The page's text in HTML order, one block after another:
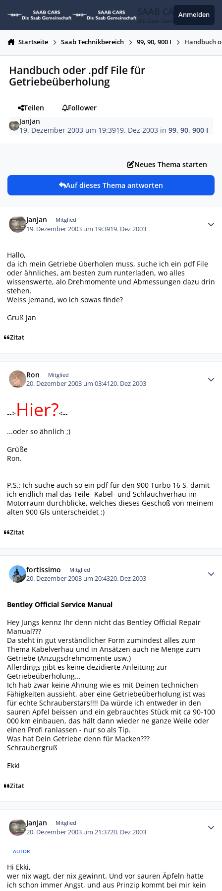
SAAB CARS
Die Saab Gemeinschaft
Anmelden
Startseite Saab Technikbereich 99, 90, 900 I Handbuch
Handbuch oder .pdf File für
Getriebeüberholung
Teilen
Follower
JanJan
19. Dezember 2003 um 19:3919. Dez 2003 in99, 90, 900 I
Neues Thema starten
Auf dieses Thema antworten
JanJan Mitglied
19. Dezember 2003 um 19:3919. Dez 2003
Hallo,
da ich mein Getriebe überholen muss, suche ich ein pdf File
oder ähnliches, am besten zum runterladen, wo alles
wissenswerte, alo Drehmomente und Abmessungen dazu drin
stehen.
Weiss jemand, wo ich sowas finde?
Gruß Jan
Zitat
Ron Mitglied
20. Dezember 2003 um 03:4120. Dez 2003
-->Hier?<--
...oder so ähnlich ;)
Grüße
Ron.
P.S.: Ich suche auch so ein pdf für den 900 Turbo 16 S, damit
ich endlich mal das Teile- Kabel- und Schlauchverhau im
Motorraum durchblicke, welches dieses Geschoß von meinem
alten 900 Gls unterscheidet :)
Zitat
fortissimo Mitglied
20. Dezember 2003 um 20:4320. Dez 2003
Bentley Official Service Manual
Hey Jungs kennz Ihr denn nicht das Bentley Official Repair
Manual???
Da steht in gut verständlicher Form zumindest alles zum
Thema Kabelverhau und in Ansätzen auch ne Menge zum
Getriebe (Anzugsdrehmomente usw.)
Allerdings gibt es keine dezidierte Anleitung zur
Getriebeüberholung...
Ich hab zwar keine Ahnung wie es mit Deinen technichen
Fähigkeiten aussieht, aber eine Getriebeüberholung ist was
für echte Schrauberstars!!!! Da würde ich entweder in den
sauren Apfel beissen und ein gebrauchtes Stück mit ca 90-100
000 km einbauen, das hält dann wieder ne ganze Weile oder
einen Profi ranlassen - nur so als Tip.
Was hat Dein Getriebe denn für Macken???
Schraubergruß
Ekki
Zitat
JanJan Mitglied
20. Dezember 2003 um 21:3720. Dez 2003
AUTOR
Hi Ekki,
wer nix wagt, der nix gewinnt. Und vor sauren Äpfeln hatte
ich schon immer Angst, und aus Prinzip kommt bei mir kein